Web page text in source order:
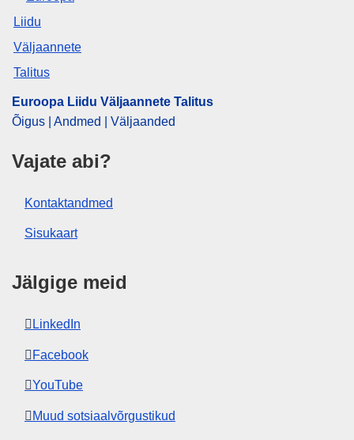
Euroopa Liidu Väljaannete Talitus
Õigus | Andmed | Väljaanded
Vajate abi?
Kontaktandmed
Sisukaart
Jälgige meid
LinkedIn
Facebook
YouTube
Muud sotsiaalvõrgustikud